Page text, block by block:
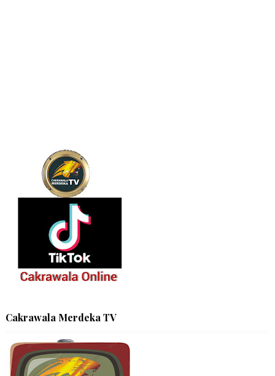
Cakrawala Merdeka TV